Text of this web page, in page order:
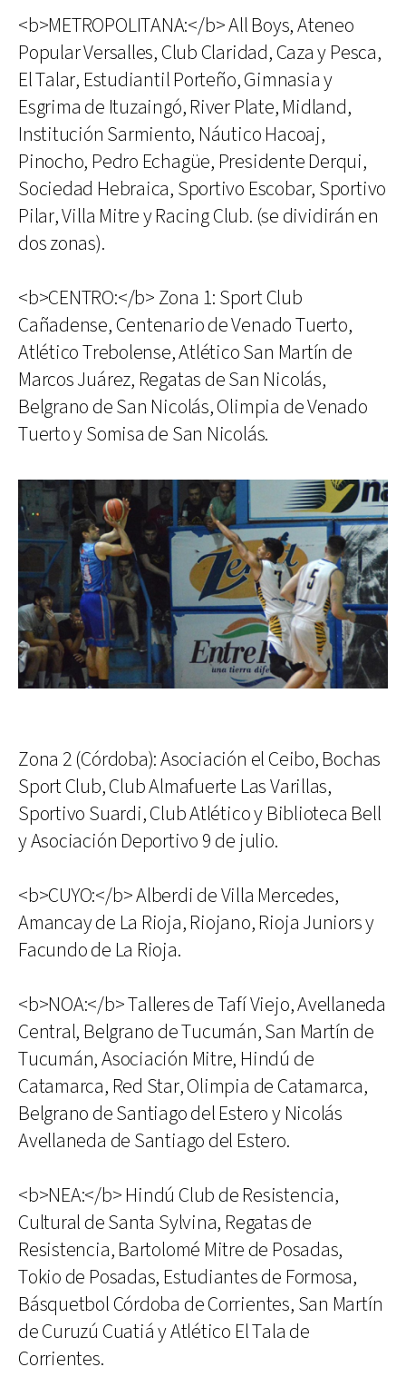
<b>METROPOLITANA:</b> All Boys, Ateneo
Popular Versalles, Club Claridad, Caza y Pesca,
El Talar, Estudiantil Porteño, Gimnasia y
Esgrima de Ituzaingó, River Plate, Midland,
Institución Sarmiento, Náutico Hacoaj,
Pinocho, Pedro Echagüe, Presidente Derqui,
Sociedad Hebraica, Sportivo Escobar, Sportivo
Pilar, Villa Mitre y Racing Club. (se dividirán en
dos zonas).
<b>CENTRO:</b> Zona 1: Sport Club
Cañadense, Centenario de Venado Tuerto,
Atlético Trebolense, Atlético San Martín de
Marcos Juárez, Regatas de San Nicolás,
Belgrano de San Nicolás, Olimpia de Venado
Tuerto y Somisa de San Nicolás.
Zona 2 (Córdoba): Asociación el Ceibo, Bochas
Sport Club, Club Almafuerte Las Varillas,
Sportivo Suardi, Club Atlético y Biblioteca Bell
y Asociación Deportivo 9 de julio.
<b>CUYO:</b> Alberdi de Villa Mercedes,
Amancay de La Rioja, Riojano, Rioja Juniors y
Facundo de La Rioja.
<b>NOA:</b> Talleres de Tafí Viejo, Avellaneda
Central, Belgrano de Tucumán, San Martín de
Tucumán, Asociación Mitre, Hindú de
Catamarca, Red Star, Olimpia de Catamarca,
Belgrano de Santiago del Estero y Nicolás
Avellaneda de Santiago del Estero.
<b>NEA:</b> Hindú Club de Resistencia,
Cultural de Santa Sylvina, Regatas de
Resistencia, Bartolomé Mitre de Posadas,
Tokio de Posadas, Estudiantes de Formosa,
Básquetbol Córdoba de Corrientes, San Martín
de Curuzú Cuatiá y Atlético El Tala de
Corrientes.